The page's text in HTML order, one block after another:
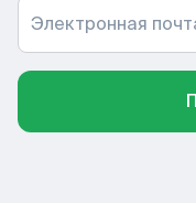
Электронная